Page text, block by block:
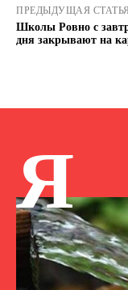
ПРЕДЫДУЩАЯ
Школы Ровно с
дня закрывают на
Я